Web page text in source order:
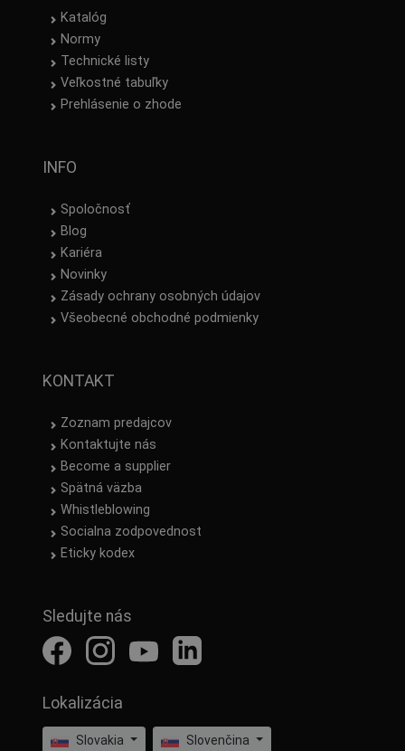
Katalóg
Normy
Technické listy
Veľkostné tabuľky
Prehlásenie o zhode
INFO
Spoločnosť
Blog
Kariéra
Novinky
Zásady ochrany osobných údajov
Všeobecné obchodné podmienky
KONTAKT
Zoznam predajcov
Kontaktujte nás
Become a supplier
Spätná väzba
Whistleblowing
Socialna zodpovednost
Eticky kodex
Sledujte nás
Lokalizácia
Slovakia Slovenčina